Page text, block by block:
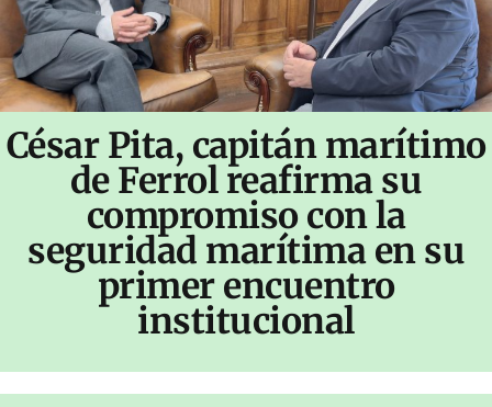
César Pita, capitán marítimo
de Ferrol reafirma su
compromiso con la
seguridad marítima en su
primer encuentro
institucional